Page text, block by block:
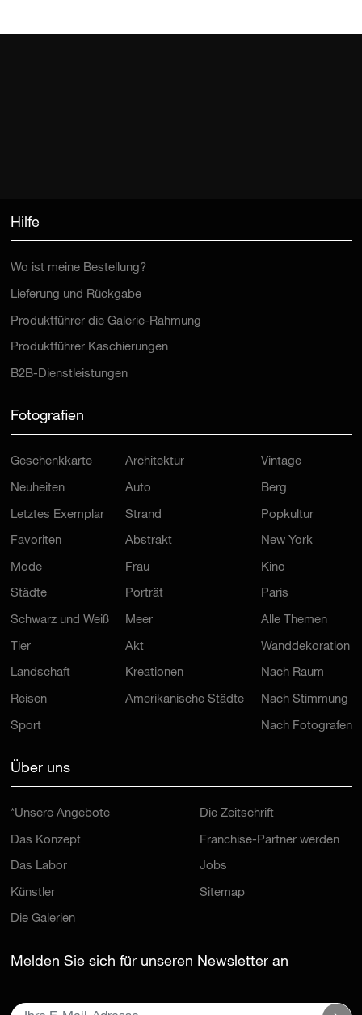
Hilfe
Wo ist meine Bestellung?
Lieferung und Rückgabe
Produktführer die Galerie-Rahmung
Produktführer Kaschierungen
B2B-Dienstleistungen
Fotografien
Geschenkkarte
Neuheiten
Letztes Exemplar
Favoriten
Mode
Städte
Schwarz und Weiß
Tier
Landschaft
Reisen
Sport
Architektur
Auto
Strand
Abstrakt
Frau
Porträt
Meer
Akt
Kreationen
Amerikanische Städte
Vintage
Berg
Popkultur
New York
Kino
Paris
Alle Themen
Wanddekoration
Nach Raum
Nach Stimmung
Nach Fotografen
Über uns
*Unsere Angebote
Das Konzept
Das Labor
Künstler
Die Galerien
Die Zeitschrift
Franchise-Partner werden
Jobs
Sitemap
Melden Sie sich für unseren Newsletter an